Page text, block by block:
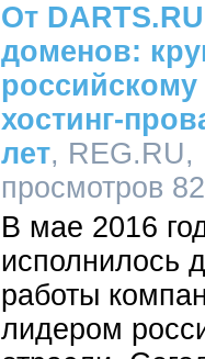
От
доменов:
российскому
хостинг-
лет, REG.RU,
просмотров
В мае 2016
исполнилось
работы
лидером